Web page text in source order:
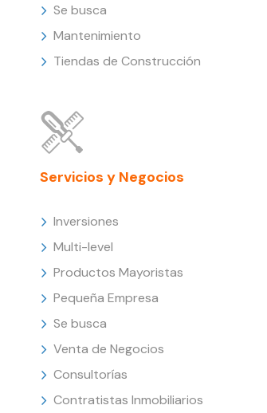
Se busca
Mantenimiento
Tiendas de Construcción
Servicios y Negocios
Inversiones
Multi-level
Productos Mayoristas
Pequeña Empresa
Se busca
Venta de Negocios
Consultorías
Contratistas Inmobiliarios